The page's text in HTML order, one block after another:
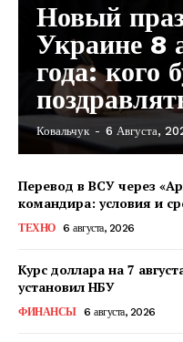
Новый
Украине 8
года: кого
Ковальчук - 6 Августа,
Перевод в ВСУ через
командира: условия и
ТЕХНО 6 августа, 2026
Курс доллара на 7
установил НБУ
ФИНАНСЫ 6 августа, 2026